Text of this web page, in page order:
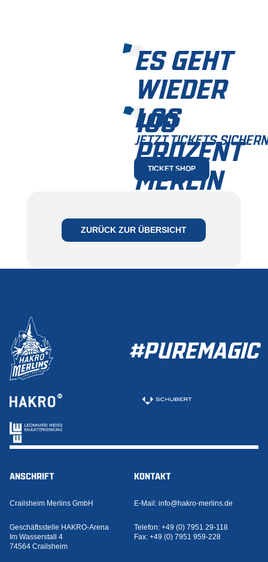
ES GEHT
WIEDER
LOS
JETZT TICKETS SICHERN
TICKET SHOP
100
PROZENT
MERLIN
WERDEN
ZURÜCK ZUR ÜBERSICHT
#PUREMAGIC
ANSCHRIFT
Crailsheim Merlins GmbH
Geschäftsstelle HAKRO-Arena
Im Wasserstall 4
74564 Crailsheim
KONTAKT
E-Mail: info@hakro-merlins.de
Telefon: +49 (0) 7951 29-118
Fax: +49 (0) 7951 959-228